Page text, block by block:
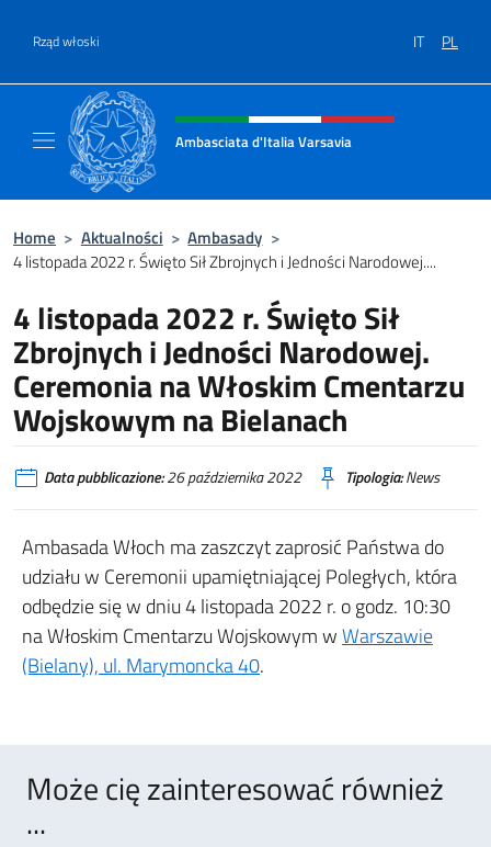
Rząd włoski IT PL
Header, social and menu of site
Ambasciata d'Italia Varsavia
Home > Aktualności > Ambasady >
4 listopada 2022 r. Święto Sił Zbrojnych i Jedności Narodowej....
4 listopada 2022 r. Święto Sił
Zbrojnych i Jedności Narodowej.
Ceremonia na Włoskim Cmentarzu
Wojskowym na Bielanach
Data pubblicazione:26 października 2022 Tipologia:News
Ambasada Włoch ma zaszczyt zaprosić Państwa do
udziału w Ceremonii upamiętniającej Poległych, która
odbędzie się w dniu 4 listopada 2022 r. o godz. 10:30
na Włoskim Cmentarzu Wojskowym wWarszawie
(Bielany), ul. Marymoncka 40.
Może cię zainteresować również
...